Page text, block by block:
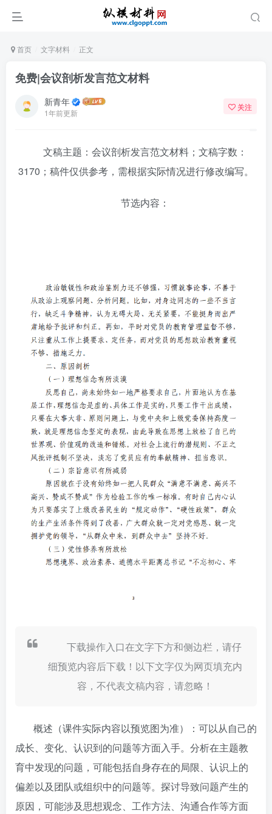
首页 文字材料 正文
免费|会议剖析发言范文材料
新青年
1年前更新
关注
文稿主题：会议剖析发言范文材料；文稿字数：
3170；稿件仅供参考，需根据实际情况进行修改编写。
节选内容：
下载操作入口在文字下方和侧边栏，请仔
细预览内容后下载！以下文字仅为网页填充内
容，不代表文稿内容，请忽略！
概述（课件实际内容以预览图为准）：可以从自己的
成长、变化、认识到的问题等方面入手。分析在主题教
育中发现的问题，可能包括自身存在的局限、认识上的
偏差以及团队或组织中的问题等。探讨导致问题产生的
原因，可能涉及思想观念、工作方法、沟通合作等方面